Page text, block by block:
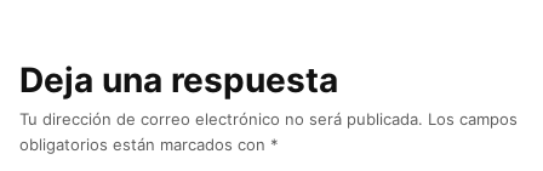
Deja una respuesta
Tu dirección de correo electrónico no será publicada. Los campos
obligatorios están marcados con *